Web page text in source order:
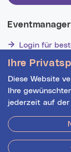
Ihre
Diese Website
Ihre
jederzeit auf der
Eventmanager
Login für